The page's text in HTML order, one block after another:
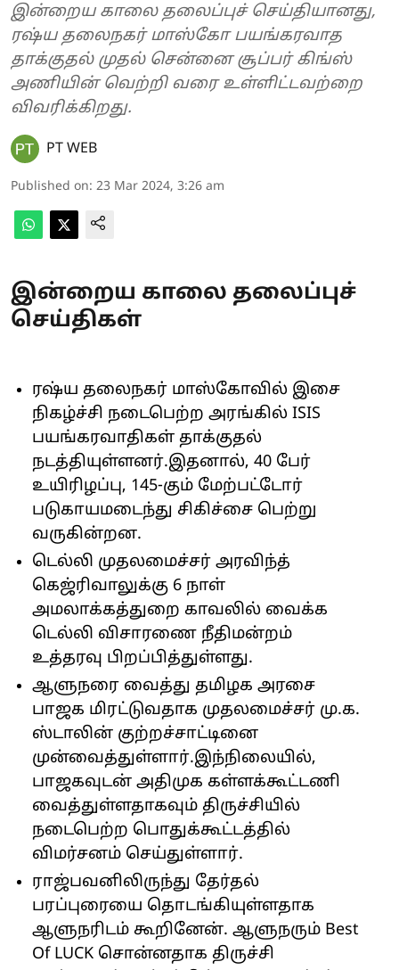
இன்றைய காலை தலைப்புச் செய்தியானது,
ரஷ்ய தலைநகர் மாஸ்கோ பயங்கரவாத
தாக்குதல் முதல் சென்னை சூப்பர் கிங்ஸ்
அணியின் வெற்றி வரை உள்ளிட்டவற்றை
விவரிக்கிறது.
PT WEB
Published on: 23 Mar 2024, 3:26 am
இன்றைய காலை தலைப்புச்
செய்திகள்
ரஷ்ய தலைநகர் மாஸ்கோவில் இசை
நிகழ்ச்சி நடைபெற்ற அரங்கில் ISIS
பயங்கரவாதிகள் தாக்குதல்
நடத்தியுள்ளனர்.இதனால், 40 பேர்
உயிரிழப்பு, 145-கும் மேற்பட்டோர்
படுகாயமடைந்து சிகிச்சை பெற்று
வருகின்றன.
டெல்லி முதலமைச்சர் அரவிந்த்
கெஜ்ரிவாலுக்கு 6 நாள்
அமலாக்கத்துறை காவலில் வைக்க
டெல்லி விசாரணை நீதிமன்றம்
உத்தரவு பிறப்பித்துள்ளது.
ஆளுநரை வைத்து தமிழக அரசை
பாஜக மிரட்டுவதாக முதலமைச்சர் மு.க.
ஸ்டாலின் குற்றச்சாட்டினை
முன்வைத்துள்ளார்.இந்நிலையில்,
பாஜகவுடன் அதிமுக கள்ளக்கூட்டணி
வைத்துள்ளதாகவும் திருச்சியில்
நடைபெற்ற பொதுக்கூட்டத்தில்
விமர்சனம் செய்துள்ளார்.
ராஜ்பவனிலிருந்து தேர்தல்
பரப்புரையை தொடங்கியுள்ளதாக
ஆளுநரிடம் கூறினேன். ஆளுநரும் Best
Of LUCK சொன்னதாக திருச்சி